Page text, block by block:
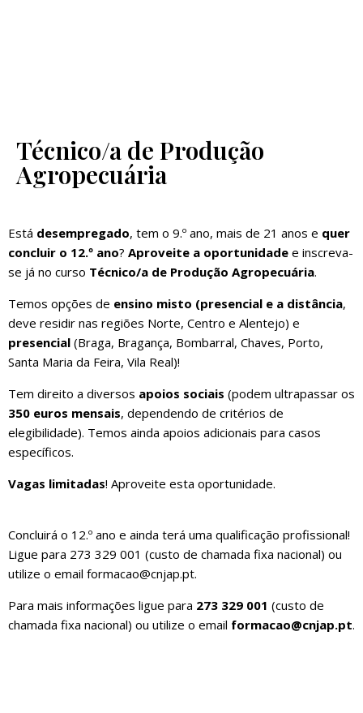
Técnico/a de Produção
Agropecuária
Está desempregado, tem o 9.º ano, mais de 21 anos e quer
concluir o 12.º ano? Aproveite a oportunidade e inscreva-
se já no curso Técnico/a de Produção Agropecuária.
Temos opções de ensino misto (presencial e a distância,
deve residir nas regiões Norte, Centro e Alentejo) e
presencial (Braga, Bragança, Bombarral, Chaves, Porto,
Santa Maria da Feira, Vila Real)!
Tem direito a diversos apoios sociais (podem ultrapassar os
350 euros mensais, dependendo de critérios de
elegibilidade). Temos ainda apoios adicionais para casos
específicos.
Vagas limitadas! Aproveite esta oportunidade.
Concluirá o 12.º ano e ainda terá uma qualificação profissional!
Ligue para 273 329 001 (custo de chamada fixa nacional) ou
utilize o email formacao@cnjap.pt.
Para mais informações ligue para 273 329 001 (custo de
chamada fixa nacional) ou utilize o email formacao@cnjap.pt.